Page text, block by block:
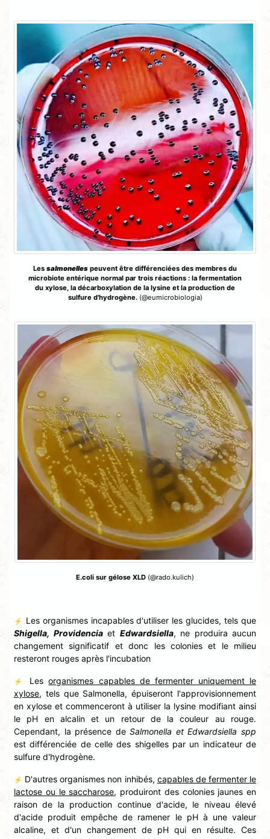
Les salmonelles peuvent être différenciées des membres du
microbiote entérique normal par trois réactions : la fermentation
du xylose, la décarboxylation de la lysine et la production de
sulfure d'hydrogène. (@eumicrobiologia)
E.coli sur gélose XLD (@rado.kulich)
⚡
Les organismes incapables d'utiliser les glucides, tels que
Shigella, Providenciaet Edwardsiella, ne produira aucun
changement significatif et donc les colonies et le milieu
resteront rouges après l'incubation
⚡ Lesorganismes capables de fermenter uniquement le
xylose, tels que Salmonella, épuiseront l'approvisionnement
en xylose et commenceront à utiliser la lysine modifiant ainsi
le pH en alcalin et un retour de la couleur au rouge.
Cependant, la présence deSalmonella et Edwardsiella spp
est différenciée de celle des shigelles par un indicateur de
sulfure d'hydrogène.
⚡ D'autres organismes non inhibés, capables de fermenter le
lactose ou le saccharose, produiront des colonies jaunes en
raison de la production continue d'acide, le niveau élevé
d'acide produit empêche de ramener le pH à une valeur
alcaline, et d'un changement de pH qui en résulte. Ces